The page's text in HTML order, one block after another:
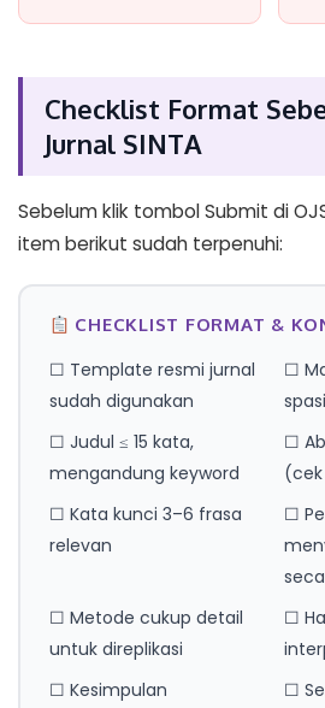
Checklist Format
Jurnal SINTA
Sebelum klik tombol Submit di
item berikut sudah terpenuhi:
CHECKLIST FORMAT &
☐ Template resmi jurnal
sudah digunakan
☐
☐ Judul ≤ 15 kata,
mengandung keyword
☐
☐ Kata kunci 3–6 frasa
relevan
☐
☐ Metode cukup detail
untuk direplikasi
☐
☐ Kesimpulan
☐